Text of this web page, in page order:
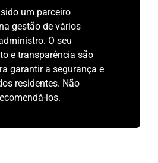
um parceiro
gestão de vários
O seu
e transparência são
garantir a segurança e
residentes. Não
los.